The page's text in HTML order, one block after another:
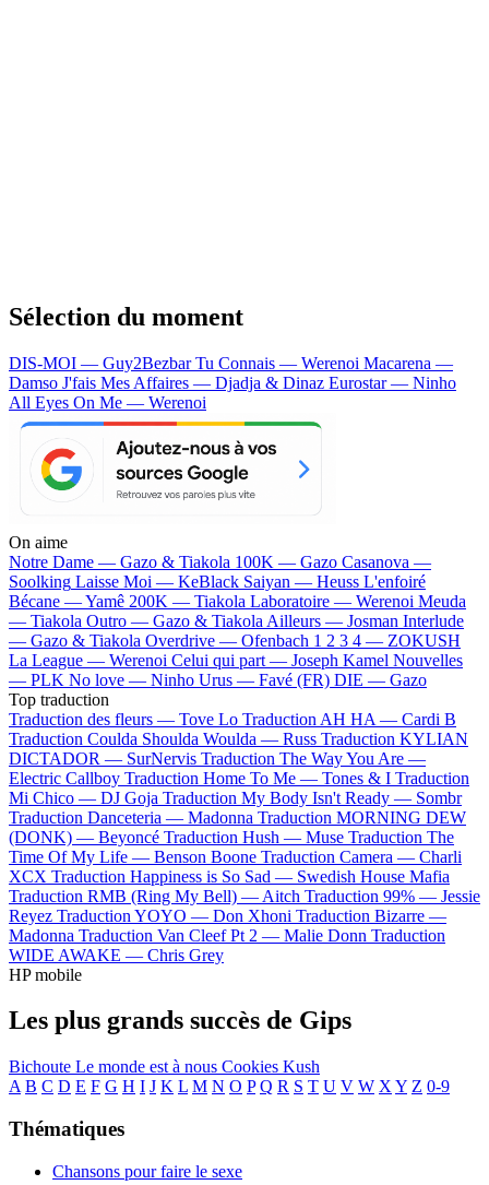
Sélection du moment
DIS-MOI — Guy2BezbarTu Connais — Werenoi Macarena —
Damso J'fais Mes Affaires — Djadja & Dinaz Eurostar — Ninho
All Eyes On Me — Werenoi
On aime
Notre Dame — Gazo & Tiakola 100K — Gazo Casanova —
Soolking Laisse Moi — KeBlack Saiyan — Heuss L'enfoiré
Bécane —Yamê 200K — Tiakola Laboratoire — Werenoi Meuda
— Tiakola Outro — Gazo & Tiakola Ailleurs — Josman Interlude
— Gazo & Tiakola Overdrive — Ofenbach 1 2 3 4 — ZOKUSH
La League — Werenoi Celui qui part — Joseph Kamel Nouvelles
— PLK No love — Ninho Urus — Favé (FR) DIE — Gazo
Top traduction
Traduction des fleurs — Tove Lo Traduction AH HA — Cardi B
Traduction Coulda Shoulda Woulda — Russ Traduction KYLIAN
DICTADOR — SurNervis Traduction The Way You Are —
Electric Callboy Traduction Home To Me — Tones & I Traduction
Mi Chico — DJ Goja Traduction My Body Isn't Ready — Sombr
Traduction Danceteria — Madonna Traduction MORNING DEW
(DONK) — Beyoncé Traduction Hush — Muse Traduction The
Time Of My Life — Benson Boone Traduction Camera — Charli
XCX Traduction Happiness is So Sad — Swedish House Mafia
Traduction RMB (Ring My Bell) — Aitch Traduction 99% — Jessie
Reyez Traduction YOYO — Don Xhoni Traduction Bizarre —
Madonna Traduction Van Cleef Pt 2 — Malie Donn Traduction
WIDE AWAKE — Chris Grey
HP mobile
Les plus grands succès de Gips
Bichoute Le monde est à nous Cookies Kush
A B C D E F G H I J K L M N O P Q R S T U V W X Y Z 0-9
Thématiques
Chansons pour faire le sexe